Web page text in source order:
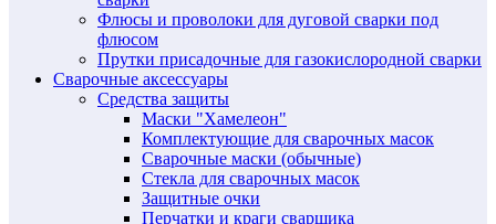
Флюсы и проволоки для дуговой сварки под
флюсом
Прутки присадочные для газокислородной сварки
Сварочные аксессуары
Средства защиты
Маски "Хамелеон"
Комплектующие для сварочных масок
Сварочные маски (обычные)
Стекла для сварочных масок
Защитные очки
Перчатки и краги сварщика